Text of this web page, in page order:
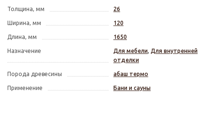
Толщина, мм 26
Ширина, мм 120
Длина, мм 1650
Назначение Для мебели, Для внутренней
отделки
Порода древесины абаш термо
Применение Бани и сауны